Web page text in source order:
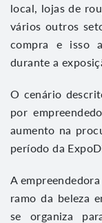
local, lojas de
vários outros
compra e isso
durante a
O cenário
por
aumento na
período da
A
ramo da beleza
se organiza